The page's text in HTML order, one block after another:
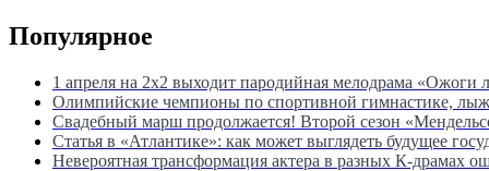
Популярное
1 апреля на 2х2 выходит пародийная мелодрама «Ожоги
Олимпийские чемпионы по спортивной гимнастике,
Свадебный марш продолжается! Второй сезон
Статья в «Атлантике»: как может выглядеть будущее
Невероятная трансформация актера в разных К-драмах